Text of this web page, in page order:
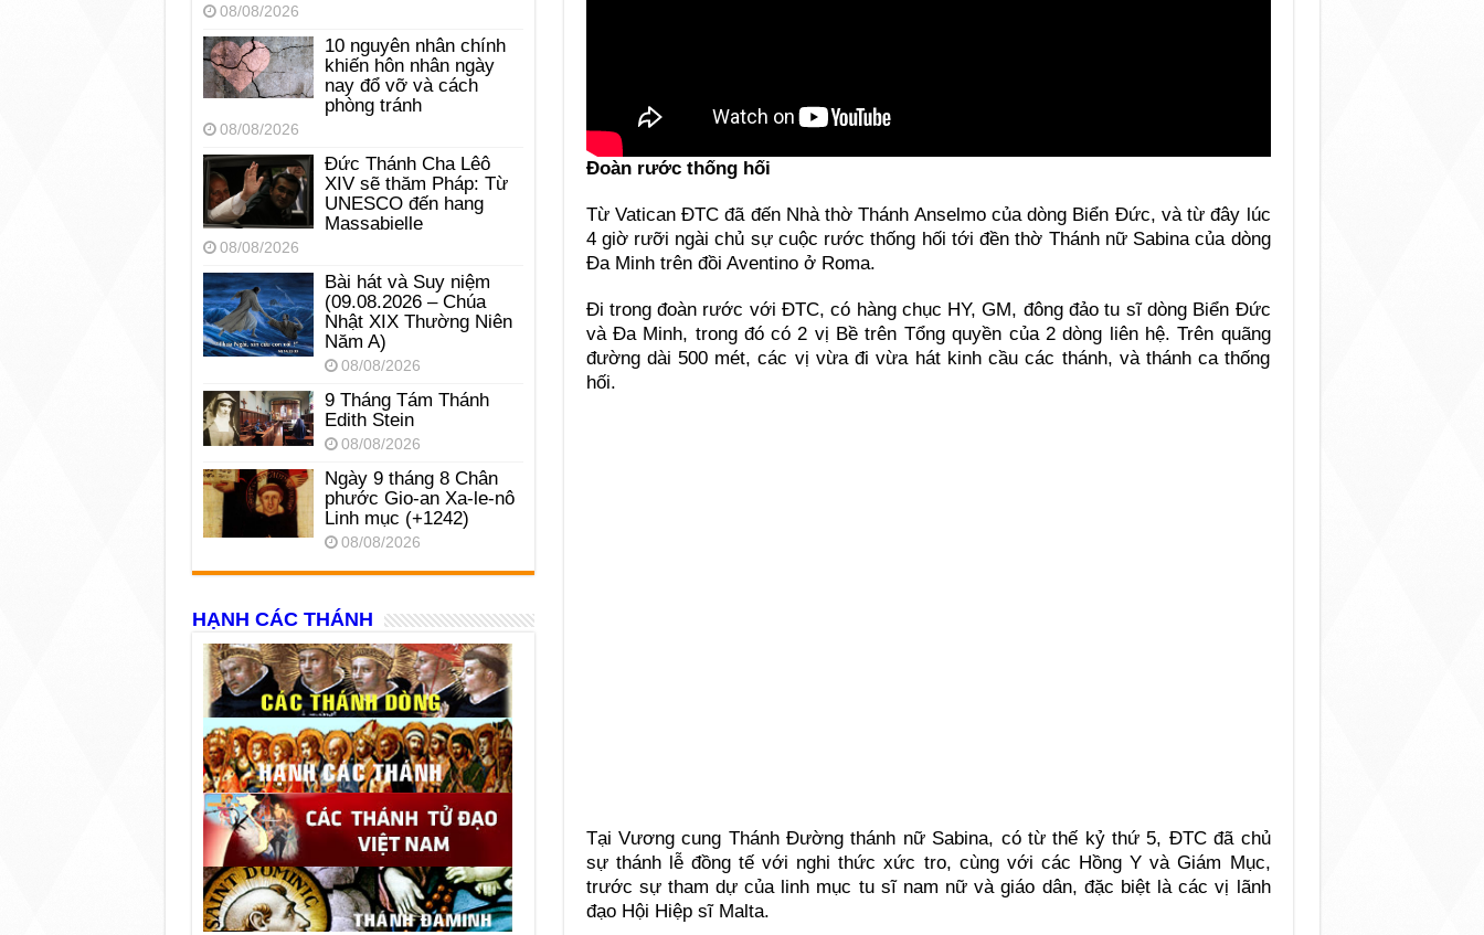
Đoàn rước thống hối
Từ Vatican ĐTC đã đến Nhà thờ Thánh Anselmo của dòng Biển Đức, và từ đây lúc
4 giờ rưỡi ngài chủ sự cuộc rước thống hối tới đền thờ Thánh nữ Sabina của dòng
Đa Minh trên đồi Aventino ở Roma.
Đi trong đoàn rước với ĐTC, có hàng chục HY, GM, đông đảo tu sĩ dòng Biển Đức
và Đa Minh, trong đó có 2 vị Bề trên Tổng quyền của 2 dòng liên hệ. Trên quãng
đường dài 500 mét, các vị vừa đi vừa hát kinh cầu các thánh, và thánh ca thống
hối.
Tại Vương cung Thánh Đường thánh nữ Sabina, có từ thế kỷ thứ 5, ĐTC đã chủ
sự thánh lễ đồng tế với nghi thức xức tro, cùng với các Hồng Y và Giám Mục,
trước sự tham dự của linh mục tu sĩ nam nữ và giáo dân, đặc biệt là các vị lãnh
đạo Hội Hiệp sĩ Malta.
08/08/2026
10 nguyên nhân chính
khiến hôn nhân ngày
nay đổ vỡ và cách
phòng tránh
08/08/2026
Đức Thánh Cha Lêô
XIV sẽ thăm Pháp: Từ
UNESCO đến hang
Massabielle
08/08/2026
Bài hát và Suy niệm
(09.08.2026 – Chúa
Nhật XIX Thường Niên
Năm A)
08/08/2026
9 Tháng Tám Thánh
Edith Stein
08/08/2026
Ngày 9 tháng 8 Chân
phước Gio-an Xa-le-nô
Linh mục (+1242)
08/08/2026
HẠNH CÁC THÁNH